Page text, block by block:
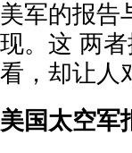
美军的报告
现。这 两
看，却让人
美国太空军